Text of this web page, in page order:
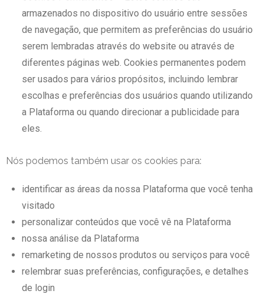
armazenados no dispositivo do usuário entre sessões
de navegação, que permitem as preferências do usuário
serem lembradas através do website ou através de
diferentes páginas web. Cookies permanentes podem
ser usados para vários propósitos, incluindo lembrar
escolhas e preferências dos usuários quando utilizando
a Plataforma ou quando direcionar a publicidade para
eles.
Nós podemos também usar os cookies para:
identificar as áreas da nossa Plataforma que você tenha
visitado
personalizar conteúdos que você vê na Plataforma
nossa análise da Plataforma
remarketing de nossos produtos ou serviços para você
relembrar suas preferências, configurações, e detalhes
de login